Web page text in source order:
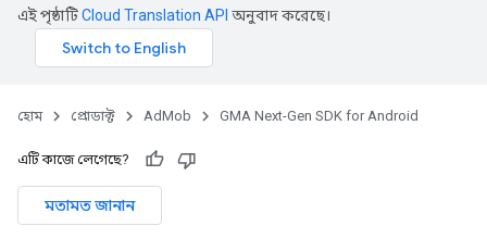
এই পৃষ্ঠাটিCloud Translation API অনুবাদ করেছে।
হোম প্রোডাক্ট AdMob GMA Next-Gen SDK for Android
এটি কাজে লেগেছে?
মতামত জানান